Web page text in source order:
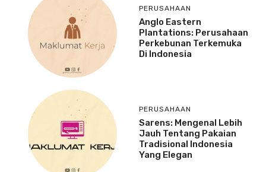
PERUSAHAAN
Anglo Eastern
Plantations: Perusahaan
Perkebunan Terkemuka
Di Indonesia
PERUSAHAAN
Sarens: Mengenal Lebih
Jauh Tentang Pakaian
Tradisional Indonesia
Yang Elegan